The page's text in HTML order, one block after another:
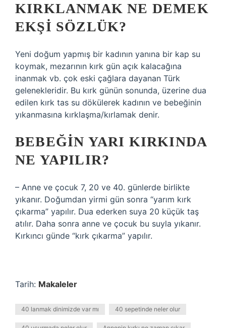
KIRKLANMAK NE DEMEK
EKŞI SÖZLÜK?
Yeni doğum yapmış bir kadının yanına bir kap su
koymak, mezarının kırk gün açık kalacağına
inanmak vb. çok eski çağlara dayanan Türk
gelenekleridir. Bu kırk günün sonunda, üzerine dua
edilen kırk tas su dökülerek kadının ve bebeğinin
yıkanmasına kırklaşma/kırlamak denir.
BEBEĞIN YARI KIRKINDA
NE YAPILIR?
– Anne ve çocuk 7, 20 ve 40. günlerde birlikte
yıkanır. Doğumdan yirmi gün sonra “yarım kırk
çıkarma” yapılır. Dua ederken suya 20 küçük taş
atılır. Daha sonra anne ve çocuk bu suyla yıkanır.
Kırkıncı günde “kırk çıkarma” yapılır.
Tarih: Makaleler
40 lanmak dinimizde var mı 40 sepetinde neler olur